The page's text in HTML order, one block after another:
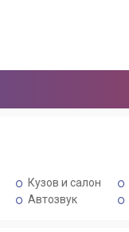
Кузов и салон
Автозвук